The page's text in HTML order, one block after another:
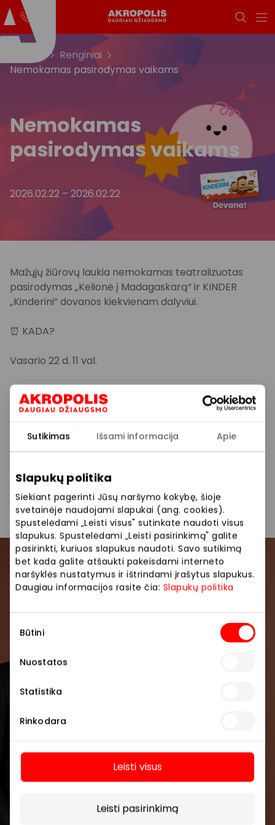
Sutikimas Išsami informacija Apie
Slapukų politika
Siekiant pagerinti Jūsų naršymo kokybę, šioje
svetainėje naudojami slapukai (ang. cookies).
Spustelėdami „Leisti visus" sutinkate naudoti visus
slapukus. Spustelėdami „Leisti pasirinkimą" galite
pasirinkti, kuriuos slapukus naudoti. Savo sutikimą
bet kada galite atšaukti pakeisdami interneto
naršyklės nustatymus ir ištrindami įrašytus slapukus.
Daugiau informacijos rasite čia: Slapukų politika
pasirinkimas
Būtini
Nuostatos
Statistika
Rinkodara
Leisti visus
Leisti pasirinkimą
Renginiai
Nemokamas pasirodymas vaikams
Nemokamas
pasirodymas vaikams
2026.02.22 – 2026.02.22
Mažųjų žiūrovų laukia nemokamas teatralizuotas
pasirodymas „Kelionė į Madagaskarą“ ir KINDER
„Kinderini“ dovanos kiekvienam dalyviui.
⏰ KADA?
Vasario 22 d. 11 val.
📍 KUR? 2 a., Prie vaikų žaidimų aikštelės.
Daugiau informacijos ir nuolaidų sąrašas:
renginys-namu-darbams-dziaugsmas/
Pasidalinti: Facebook LinkedIn
Prisijunkite prie mūsų
bendruomenės
renginius ir naujausią informaciją iš AKROPOLIS
Spustelėdamas „Prenumeruoti“ sutinki gauti
GROUP, UAB Tavo el. pašto duomenis tvarkys
Daugiau